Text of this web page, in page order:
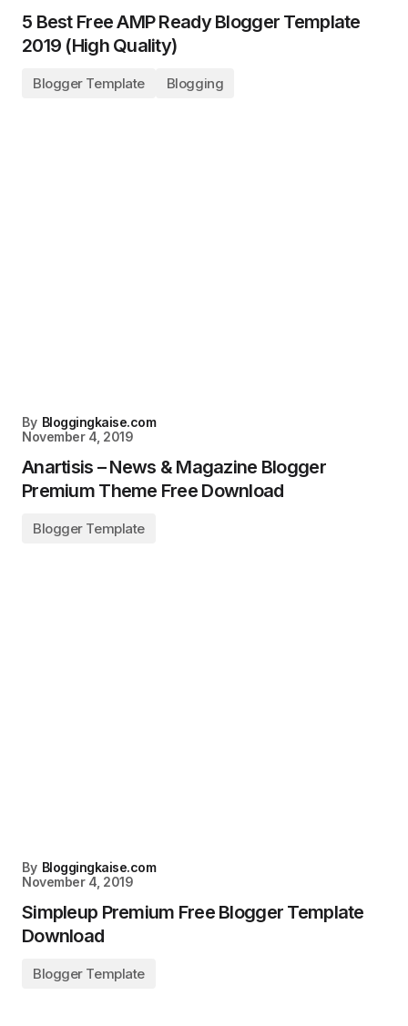
5 Best Free AMP Ready Blogger Template
2019 (High Quality)
Blogger Template Blogging
By Bloggingkaise.com
November 4, 2019
Anartisis – News & Magazine Blogger
Premium Theme Free Download
Blogger Template
By Bloggingkaise.com
November 4, 2019
Simpleup Premium Free Blogger Template
Download
Blogger Template